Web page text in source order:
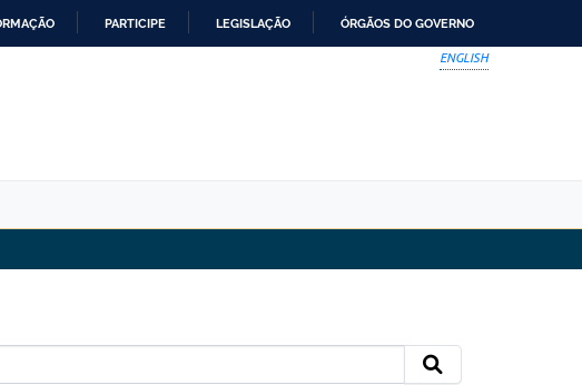
PARTICIPE LEGISLAÇÃO ÓRGÃOS DO GOVERNO
ENGLISH